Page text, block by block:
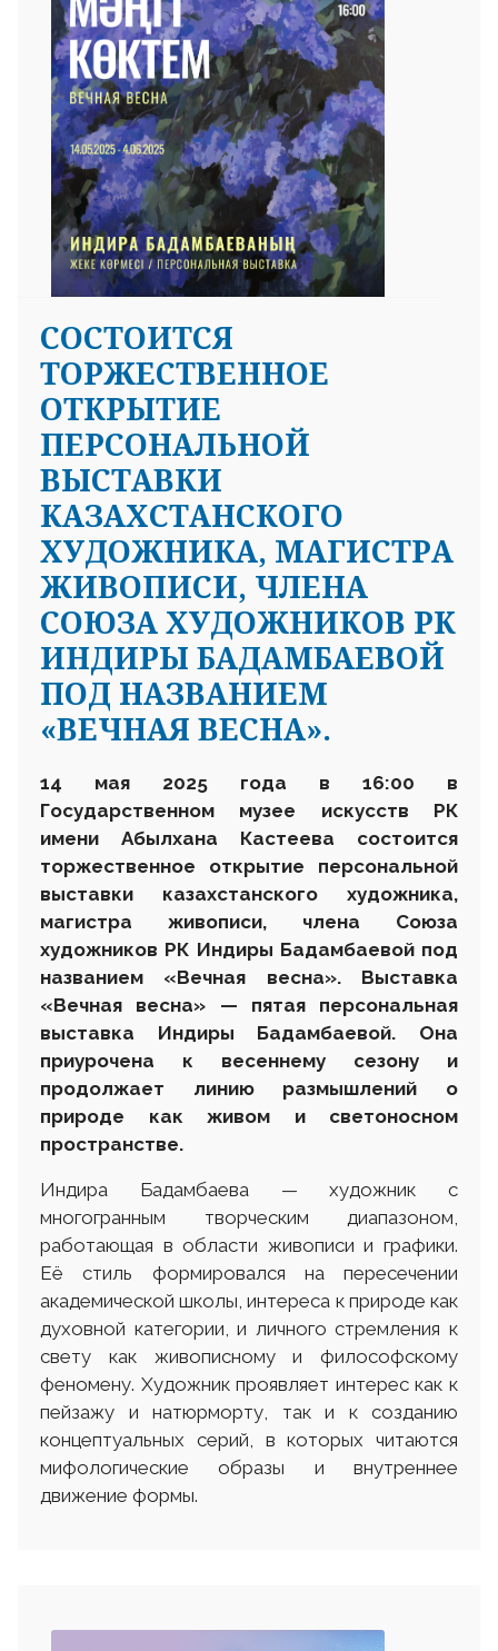
СОСТОИТСЯ
ТОРЖЕСТВЕННОЕ
ОТКРЫТИЕ
ПЕРСОНАЛЬНОЙ
ВЫСТАВКИ
КАЗАХСТАНСКОГО
ХУДОЖНИКА, МАГИСТРА
ЖИВОПИСИ, ЧЛЕНА
СОЮЗА ХУДОЖНИКОВ РК
ИНДИРЫ БАДАМБАЕВОЙ
ПОД НАЗВАНИЕМ
«ВЕЧНАЯ ВЕСНА».
14 мая 2025 года в 16:00 в
Государственном музее искусств РК
имени Абылхана Кастеева состоится
торжественное открытие персональной
выставки казахстанского художника,
магистра живописи, члена Союза
художников РК Индиры Бадамбаевой под
названием «Вечная весна». Выставка
«Вечная весна» — пятая персональная
выставка Индиры Бадамбаевой. Она
приурочена к весеннему сезону и
продолжает линию размышлений о
природе как живом и светоносном
пространстве.
Индира Бадамбаева — художник с
многогранным творческим диапазоном,
работающая в области живописи и графики.
Её стиль формировался на пересечении
академической школы, интереса к природе как
духовной категории, и личного стремления к
свету как живописному и философскому
феномену. Художник проявляет интерес как к
пейзажу и натюрморту, так и к созданию
концептуальных серий, в которых читаются
мифологические образы и внутреннее
движение формы.